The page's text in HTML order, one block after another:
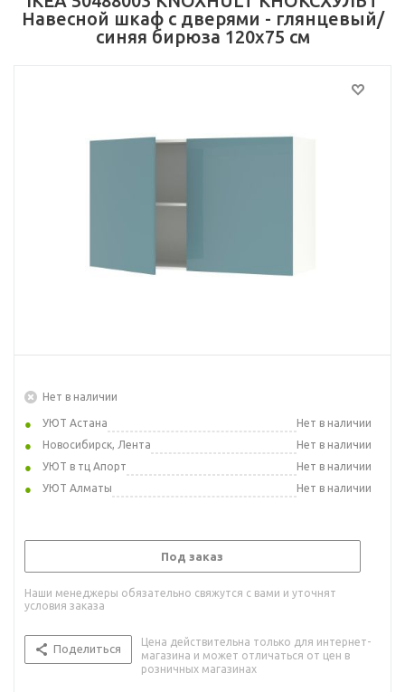
Навесной шкаф с дверями - глянцевый/
синяя бирюза 120x75 см
Нет в наличии
УЮТ Астана
Нет в наличии
Новосибирск, Лента
Нет в наличии
УЮТ в тц Апорт
Нет в наличии
УЮТ Алматы
Нет в наличии
Под заказ
Наши менеджеры обязательно свяжутся с вами и уточнят
условия заказа
Поделиться
Цена действительна только для интернет-
магазина и может отличаться от цен в
розничных магазинах